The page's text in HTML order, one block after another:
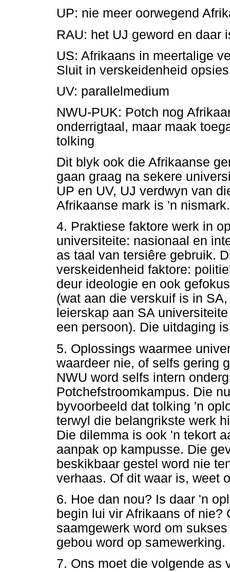
UP: nie meer oorwegend
RAU: het UJ geword en daar
US: Afrikaans in meertalige
Sluit in verskeidenheid
UV: parallelmedium
NWU-PUK: Potch nog
onderrigtaal, maar maak
tolking
Dit blyk ook die Afrikaanse
gaan graag na sekere
UP en UV, UJ verdwyn van
Afrikaanse mark is 'n nismark.
4. Praktiese faktore werk in
universiteite: nasionaal en
as taal van tersiêre gebruik.
verskeidenheid faktore:
deur ideologie en ook
(wat aan die verskuif is in
leierskap aan SA
een persoon). Die uitdaging
5. Oplossings waarmee
waardeer nie, of selfs gering
NWU word selfs intern
Potchefstroomkampus. Die
byvoorbeeld dat tolking 'n
terwyl die belangrikste werk
Die dilemma is ook 'n tekort
aanpak op kampusse. Die
beskikbaar gestel word nie
verhaas. Of dit waar is, weet
6. Hoe dan nou? Is daar 'n
begin lui vir Afrikaans of nie?
saamgewerk word om
gebou word op samewerking.
7. Ons moet die volgende as